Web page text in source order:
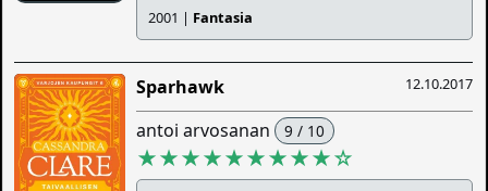
2001 | Fantasia
12.10.2017
Sparhawk
antoi arvosanan 9 / 10
★★★★★★★★★☆